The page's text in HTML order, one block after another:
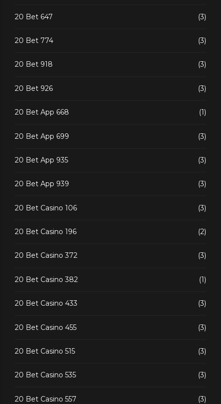
20 Bet 647 (3)
20 Bet 774 (3)
20 Bet 918 (3)
20 Bet 926 (3)
20 Bet App 668 (1)
20 Bet App 699 (3)
20 Bet App 935 (3)
20 Bet App 939 (3)
20 Bet Casino 106 (3)
20 Bet Casino 196 (2)
20 Bet Casino 372 (3)
20 Bet Casino 382 (1)
20 Bet Casino 433 (3)
20 Bet Casino 455 (3)
20 Bet Casino 515 (3)
20 Bet Casino 535 (3)
20 Bet Casino 557 (3)